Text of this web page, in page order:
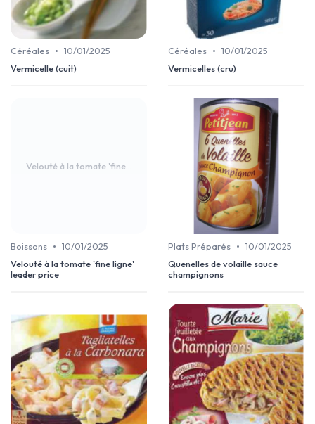
Céréales • 10/01/2025
Vermicelle (cuit)
Céréales • 10/01/2025
Vermicelles (cru)
Velouté à la tomate 'fine...
Boissons • 10/01/2025
Velouté à la tomate 'fine ligne'
leader price
Plats Préparés • 10/01/2025
Quenelles de volaille sauce
champignons